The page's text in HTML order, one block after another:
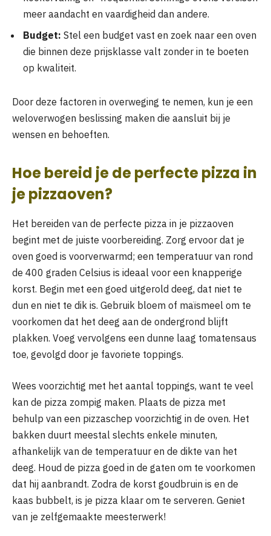
meer aandacht en vaardigheid dan andere.
Budget: Stel een budget vast en zoek naar een oven
die binnen deze prijsklasse valt zonder in te boeten
op kwaliteit.
Door deze factoren in overweging te nemen, kun je een
weloverwogen beslissing maken die aansluit bij je
wensen en behoeften.
Hoe bereid je de perfecte pizza in
je pizzaoven?
Het bereiden van de perfecte pizza in je pizzaoven
begint met de juiste voorbereiding. Zorg ervoor dat je
oven goed is voorverwarmd; een temperatuur van rond
de 400 graden Celsius is ideaal voor een knapperige
korst. Begin met een goed uitgerold deeg, dat niet te
dun en niet te dik is. Gebruik bloem of maïsmeel om te
voorkomen dat het deeg aan de ondergrond blijft
plakken. Voeg vervolgens een dunne laag tomatensaus
toe, gevolgd door je favoriete toppings.
Wees voorzichtig met het aantal toppings, want te veel
kan de pizza zompig maken. Plaats de pizza met
behulp van een pizzaschep voorzichtig in de oven. Het
bakken duurt meestal slechts enkele minuten,
afhankelijk van de temperatuur en de dikte van het
deeg. Houd de pizza goed in de gaten om te voorkomen
dat hij aanbrandt. Zodra de korst goudbruin is en de
kaas bubbelt, is je pizza klaar om te serveren. Geniet
van je zelfgemaakte meesterwerk!